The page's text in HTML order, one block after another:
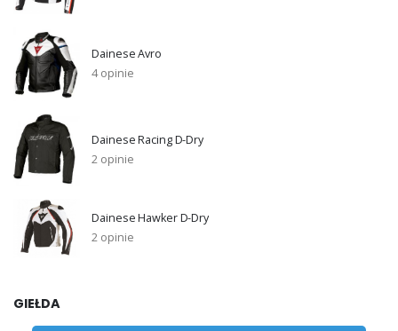
Dainese Avro
4 opinie
Dainese Racing D-Dry
2 opinie
Dainese Hawker D-Dry
2 opinie
GIEŁDA